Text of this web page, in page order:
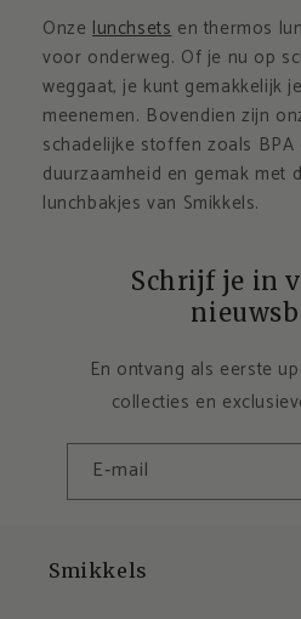
Onze lunchsetsen thermos
voor onderweg. Of je nu op
weggaat, je kunt gemakkelijk
meenemen. Bovendien zijn
schadelijke stoffen zoals BPA
duurzaamheid en gemak met
lunchbakjes van Smikkels.
Schrijf je in
En ontvang als eerste
collecties en
E‑mail
Smikkels